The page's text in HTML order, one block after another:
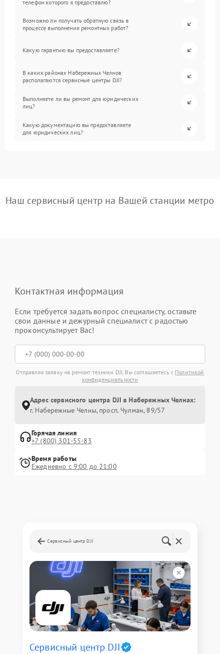
телефон которого я предоставлю?
Возможно ли получать обратную связь в
процессе выполнения ремонтных работ?
Какую гарантию вы предоставляете?
В каких районах Набережных Челнов
располагаются сервисные центры DJI?
Выполняете ли вы ремонт для юридических
лиц?
Какую документацию вы предоставляете
для юридических лиц?
Наш сервисный центр на Вашей станции метро
Контактная информация
Если требуется задать вопрос специалисту, оставьте
свои данные и дежурный специалист с радостью
проконсультирует Вас!
Отправляя заявку на ремонт техники DJI, Вы соглашаетесь с Политикой
конфиденциальности
Адрес сервисного центра DJI в Набережных Челнах:
г. Набережные Челны, просп. Чулман, 89/57
Горячая линия
+7 (800) 301-55-83
Время работы
Ежедневно с 9:00 до 21:00
Сервисный центр DJI
Сервисный центр DJI